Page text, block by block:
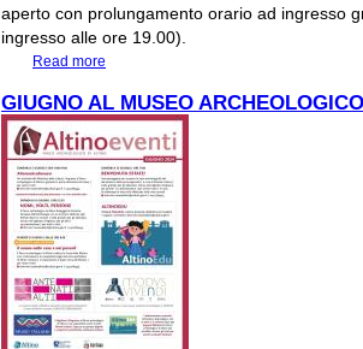
aperto con prolungamento orario ad ingresso
ingresso alle ore 19.00).
Read more
GIUGNO AL MUSEO